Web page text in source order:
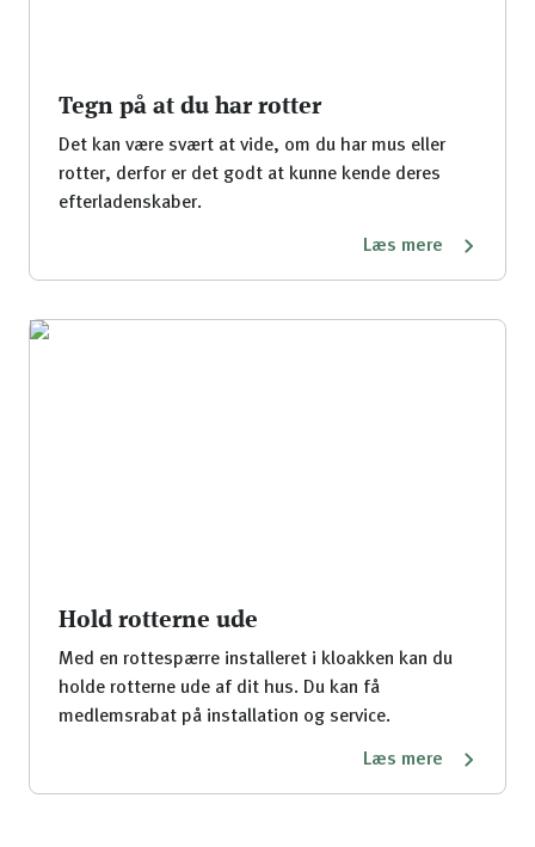
Tegn på at du har rotter
Det kan være svært at vide, om du har mus eller
rotter, derfor er det godt at kunne kende deres
efterladenskaber.
Læs mere
Hold rotterne ude
Med en rottespærre installeret i kloakken kan du
holde rotterne ude af dit hus. Du kan få
medlemsrabat på installation og service.
Læs mere